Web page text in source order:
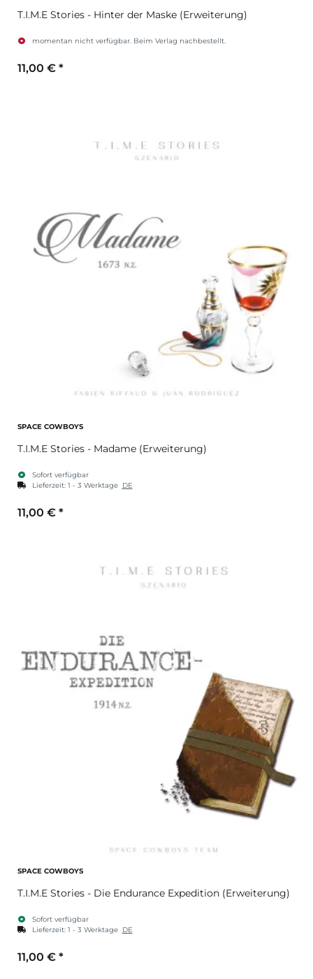
T.I.M.E Stories - Hinter der Maske (Erweiterung)
momentan nicht verfügbar. Beim Verlag nachbestellt.
11,00 € *
SPACE COWBOYS
T.I.M.E Stories - Madame (Erweiterung)
Sofort verfügbar
Lieferzeit: 1 - 3 Werktage DE
11,00 € *
SPACE COWBOYS
T.I.M.E Stories - Die Endurance Expedition (Erweiterung)
Sofort verfügbar
Lieferzeit: 1 - 3 Werktage DE
11,00 € *